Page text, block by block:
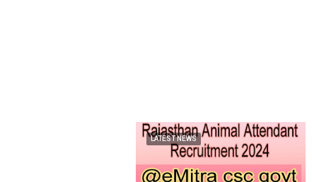
LATEST NEWS